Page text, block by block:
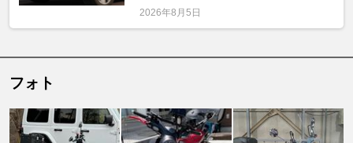
2026年8月5日
フォト